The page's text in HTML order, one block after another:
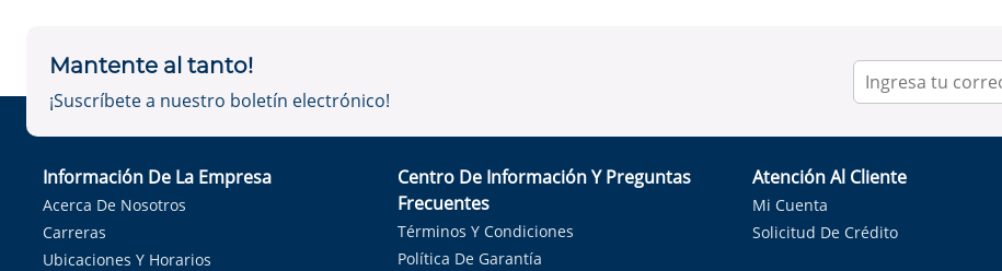
Mantente al tanto!
¡Suscríbete a nuestro boletín electrónico!
Información De La Empresa
Acerca De Nosotros
Carreras
Ubicaciones Y Horarios
Centro De Información Y Preguntas
Frecuentes
Términos Y Condiciones
Política De Garantía
Atención Al Cliente
Mi Cuenta
Solicitud De Crédito